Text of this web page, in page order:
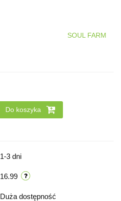
SOUL FARM
Do koszyka
1-3 dni
16.99
Duża dostępność